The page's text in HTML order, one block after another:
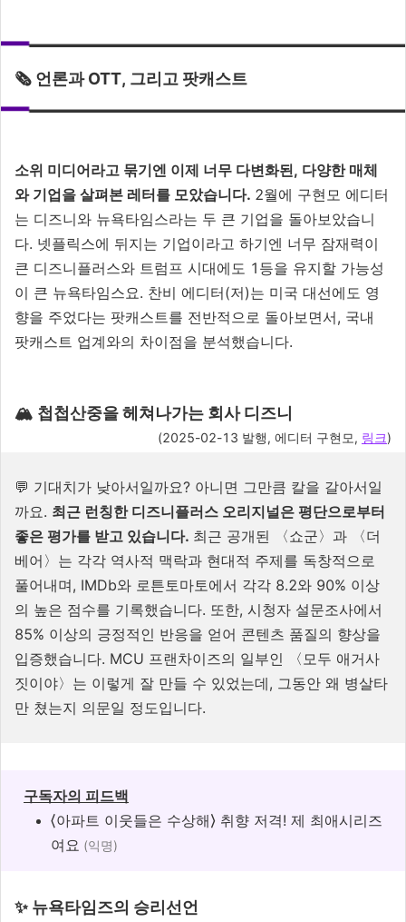
🗞️ 언론과 OTT, 그리고 팟캐스트
소위 미디어라고 묶기엔 이제 너무 다변화된, 다양한 매체
와 기업을 살펴본 레터를 모았습니다. 2월에 구현모 에디터
는 디즈니와 뉴욕타임스라는 두 큰 기업을 돌아보았습니
다. 넷플릭스에 뒤지는 기업이라고 하기엔 너무 잠재력이
큰 디즈니플러스와 트럼프 시대에도 1등을 유지할 가능성
이 큰 뉴욕타임스요. 찬비 에디터(저)는 미국 대선에도 영
향을 주었다는 팟캐스트를 전반적으로 돌아보면서, 국내
팟캐스트 업계와의 차이점을 분석했습니다.
🏔️ 첩첩산중을 헤쳐나가는 회사 디즈니
(2025-02-13 발행, 에디터 구현모, 링크)
💬 기대치가 낮아서일까요? 아니면 그만큼 칼을 갈아서일
까요. 최근 런칭한 디즈니플러스 오리지널은 평단으로부터
좋은 평가를 받고 있습니다. 최근 공개된 〈쇼군〉과 〈더
베어〉는 각각 역사적 맥락과 현대적 주제를 독창적으로
풀어내며, IMDb와 로튼토마토에서 각각 8.2와 90% 이상
의 높은 점수를 기록했습니다. 또한, 시청자 설문조사에서
85% 이상의 긍정적인 반응을 얻어 콘텐츠 품질의 향상을
입증했습니다. MCU 프랜차이즈의 일부인 〈모두 애거사
짓이야〉는 이렇게 잘 만들 수 있었는데, 그동안 왜 병살타
만 쳤는지 의문일 정도입니다.
구독자의 피드백
⟨아파트 이웃들은 수상해⟩ 취향 저격! 제 최애시리즈
여요 (익명)
✨ 뉴욕타임즈의 승리선언